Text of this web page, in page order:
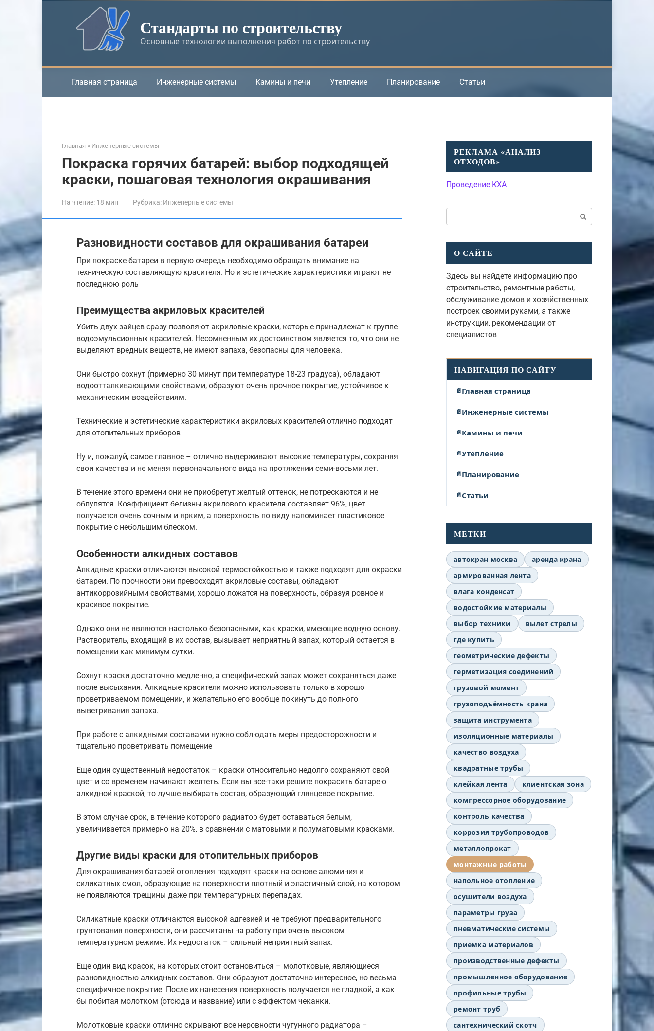
Стандарты по строительству
Основные технологии выполнения работ по строительству
Главная страница Инженерные системы Камины и печи Утепление Планирование Статьи
Главная » Инженерные системы
Покраска горячих батарей: выбор подходящей
краски, пошаговая технология окрашивания
На чтение: 18 мин Рубрика: Инженерные системы
Разновидности составов для окрашивания батареи
При покраске батареи в первую очередь необходимо обращать внимание на
техническую составляющую красителя. Но и эстетические характеристики играют не
последнюю роль
Преимущества акриловых красителей
Убить двух зайцев сразу позволяют акриловые краски, которые принадлежат к группе
водоэмульсионных красителей. Несомненным их достоинством является то, что они не
выделяют вредных веществ, не имеют запаха, безопасны для человека.
Они быстро сохнут (примерно 30 минут при температуре 18-23 градуса), обладают
водоотталкивающими свойствами, образуют очень прочное покрытие, устойчивое к
механическим воздействиям.
Технические и эстетические характеристики акриловых красителей отлично подходят
для отопительных приборов
Ну и, пожалуй, самое главное – отлично выдерживают высокие температуры, сохраняя
свои качества и не меняя первоначального вида на протяжении семи-восьми лет.
В течение этого времени они не приобретут желтый оттенок, не потрескаются и не
облупятся. Коэффициент белизны акрилового красителя составляет 96%, цвет
получается очень сочным и ярким, а поверхность по виду напоминает пластиковое
покрытие с небольшим блеском.
Особенности алкидных составов
Алкидные краски отличаются высокой термостойкостью и также подходят для окраски
батареи. По прочности они превосходят акриловые составы, обладают
антикоррозийными свойствами, хорошо ложатся на поверхность, образуя ровное и
красивое покрытие.
Однако они не являются настолько безопасными, как краски, имеющие водную основу.
Растворитель, входящий в их состав, вызывает неприятный запах, который остается в
помещении как минимум сутки.
Сохнут краски достаточно медленно, а специфический запах может сохраняться даже
после высыхания. Алкидные красители можно использовать только в хорошо
проветриваемом помещении, и желательно его вообще покинуть до полного
выветривания запаха.
При работе с алкидными составами нужно соблюдать меры предосторожности и
тщательно проветривать помещение
Еще один существенный недостаток – краски относительно недолго сохраняют свой
цвет и со временем начинают желтеть. Если вы все-таки решите покрасить батарею
алкидной краской, то лучше выбирать состав, образующий глянцевое покрытие.
В этом случае срок, в течение которого радиатор будет оставаться белым,
увеличивается примерно на 20%, в сравнении с матовыми и полуматовыми красками.
Другие виды краски для отопительных приборов
Для окрашивания батарей отопления подходят краски на основе алюминия и
силикатных смол, образующие на поверхности плотный и эластичный слой, на котором
не появляются трещины даже при температурных перепадах.
Силикатные краски отличаются высокой адгезией и не требуют предварительного
грунтования поверхности, они рассчитаны на работу при очень высоком
температурном режиме. Их недостаток – сильный неприятный запах.
Еще один вид красок, на которых стоит остановиться – молотковые, являющиеся
разновидностью алкидных составов. Они образуют достаточно интересное, но весьма
специфичное покрытие. После их нанесения поверхность получается не гладкой, а как
бы побитая молотком (отсюда и название) или с эффектом чеканки.
Молотковые краски отлично скрывают все неровности чугунного радиатора –
РЕКЛАМА «АНАЛИЗ
ОТХОДОВ»
Проведение КХА
О САЙТЕ
Здесь вы найдете информацию про
строительство, ремонтные работы,
обслуживание домов и хозяйственных
построек своими руками, а также
инструкции, рекомендации от
специалистов
НАВИГАЦИЯ ПО САЙТУ
Главная страница
Инженерные системы
Камины и печи
Утепление
Планирование
Статьи
МЕТКИ
автокран москва
аренда крана
армированная лента
влага конденсат
водостойкие материалы
выбор техники
вылет стрелы
где купить
геометрические дефекты
герметизация соединений
грузовой момент
грузоподъёмность крана
защита инструмента
изоляционные материалы
качество воздуха
квадратные трубы
клейкая лента
клиентская зона
компрессорное оборудование
контроль качества
коррозия трубопроводов
металлопрокат
монтажные работы
напольное отопление
осушители воздуха
параметры груза
пневматические системы
приемка материалов
производственные дефекты
промышленное оборудование
профильные трубы
ремонт труб
сантехнический скотч